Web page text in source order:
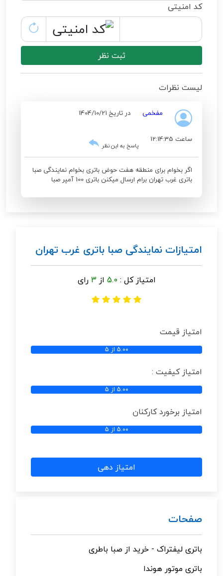
کد امنیتی
ثبت نظر
لیست نظرات
مفخمی در تاریخ 1404/10/21
ساعت 12:14:35
پاسخ به این نظر
اگر بخوام برای منطقه هفت حوض باتری بخوام نمایندگی صبا
باتری غرب تهران برام ارسال میکنن باتری 100 آمپر صبا
امتیازات نمایندگی صبا باتری غرب تهران
امتیاز کل : 5.0 از3رای
امتیاز قیمت
5.00 از 5
امتیاز کیفیت :
5.00 از 5
امتیاز برخورد کارکنان
5.00 از 5
امتیاز دهی
صفحات
باتری لیفتراک - خرید از صبا باطری
باتری موتور هوندا